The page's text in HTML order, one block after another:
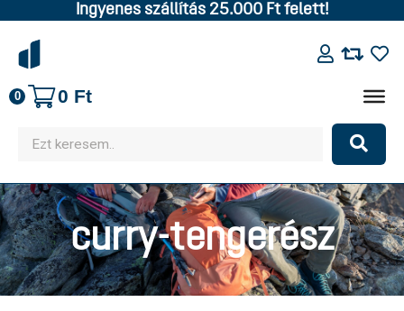
Ingyenes szállítás 25.000 Ft felett!
0 0 Ft
curry-tengerész